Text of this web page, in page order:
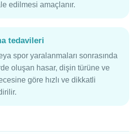
edilmesi amaçlanır.
tedavileri
spor yaralanmaları sonrasında
oluşan hasar, dişin türüne ve
göre hızlı ve dikkatli